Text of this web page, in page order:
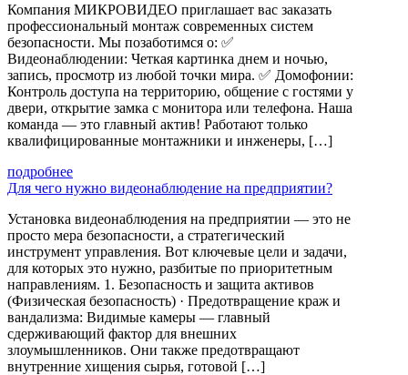
Компания МИКРОВИДЕО приглашает вас заказать
профессиональный монтаж современных систем
безопасности. Мы позаботимся о: ✅
Видеонаблюдении: Четкая картинка днем и ночью,
запись, просмотр из любой точки мира. ✅ Домофонии:
Контроль доступа на территорию, общение с гостями у
двери, открытие замка с монитора или телефона. Наша
команда — это главный актив! Работают только
квалифицированные монтажники и инженеры, […]
подробнее
Для чего нужно видеонаблюдение на предприятии?
Установка видеонаблюдения на предприятии — это не
просто мера безопасности, а стратегический
инструмент управления. Вот ключевые цели и задачи,
для которых это нужно, разбитые по приоритетным
направлениям. 1. Безопасность и защита активов
(Физическая безопасность) · Предотвращение краж и
вандализма: Видимые камеры — главный
сдерживающий фактор для внешних
злоумышленников. Они также предотвращают
внутренние хищения сырья, готовой […]